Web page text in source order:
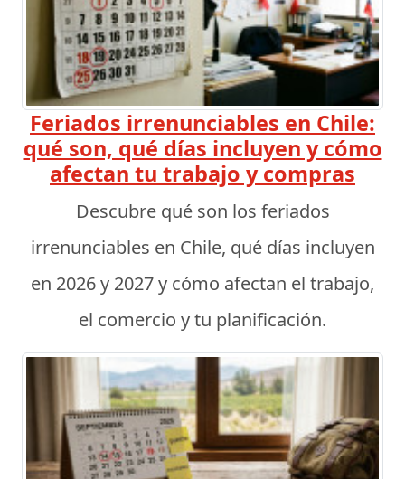
Feriados irrenunciables en Chile:
qué son, qué días incluyen y cómo
afectan tu trabajo y compras
Descubre qué son los feriados
irrenunciables en Chile, qué días incluyen
en 2026 y 2027 y cómo afectan el trabajo,
el comercio y tu planificación.